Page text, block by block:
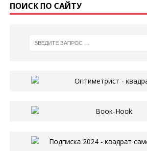
ПОИСК ПО САЙТУ